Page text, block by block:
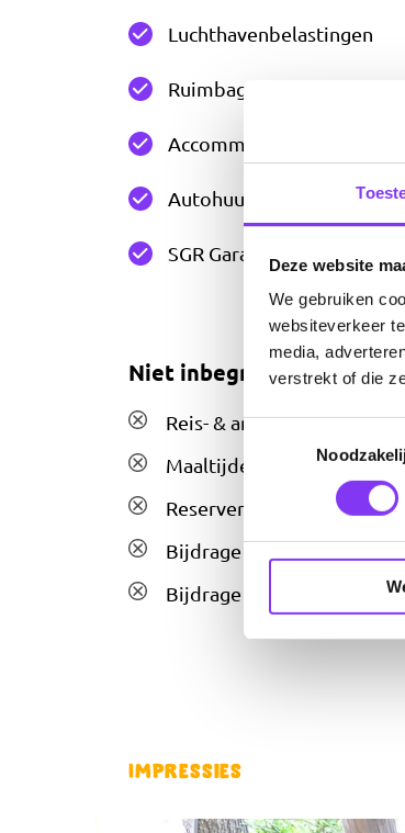
Deze website
We gebruiken
websiteverkeer
media,
verstrekt of die
Toestemmingsselectie
Luchthavenbelastingen
Ruimbagage van 23 kgs
Accommodaties
Autohuur - SUV e.g. Ford
SGR Garantie
Niet inbegrepen bij
Reis- &
Maaltijden (tenzij
Reserveringskosten €25,-
Bijdrage SGR €5,- per
Bijdrage
Impressies